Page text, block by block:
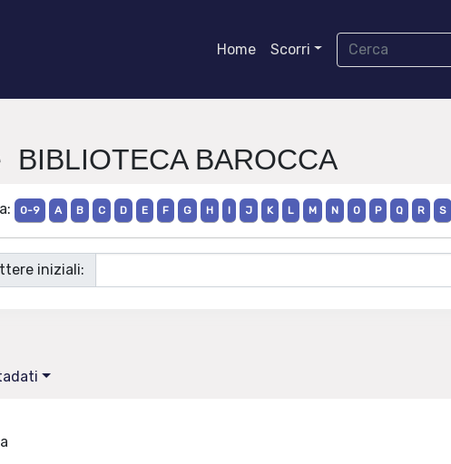
Home Scorri
BIBLIOTECA BAROCCA
0-9 A B C D E F G H I J K L M N O P Q R S
iniziali: